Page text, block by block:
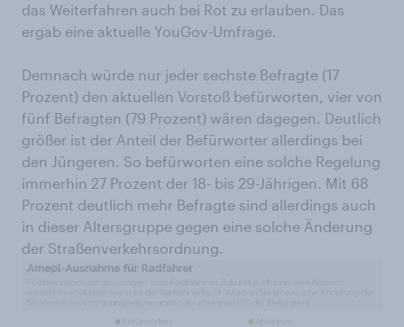
das Weiterfahren auch bei Rot zu erlauben. Das
ergab eine aktuelle YouGov-Umfrage.
Demnach würde nur jeder sechste Befragte (17
Prozent) den aktuellen Vorstoß befürworten, vier von
fünf Befragten (79 Prozent) wären dagegen. Deutlich
größer ist der Anteil der Befürworter allerdings bei
den Jüngeren. So befürworten eine solche Regelung
immerhin 27 Prozent der 18- bis 29-Jährigen. Mit 68
Prozent deutlich mehr Befragte sind allerdings auch
in dieser Altersgruppe gegen eine solche Änderung
der Straßenverkehrsordnung.